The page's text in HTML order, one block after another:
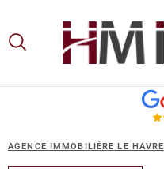
lamenu
contenu
AGENCE IMMOBILIÈRE LE HAVRE